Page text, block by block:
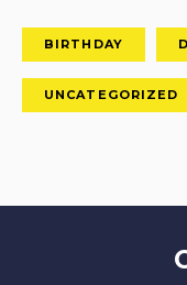
BIRTHDAY
UNCATEGORIZED